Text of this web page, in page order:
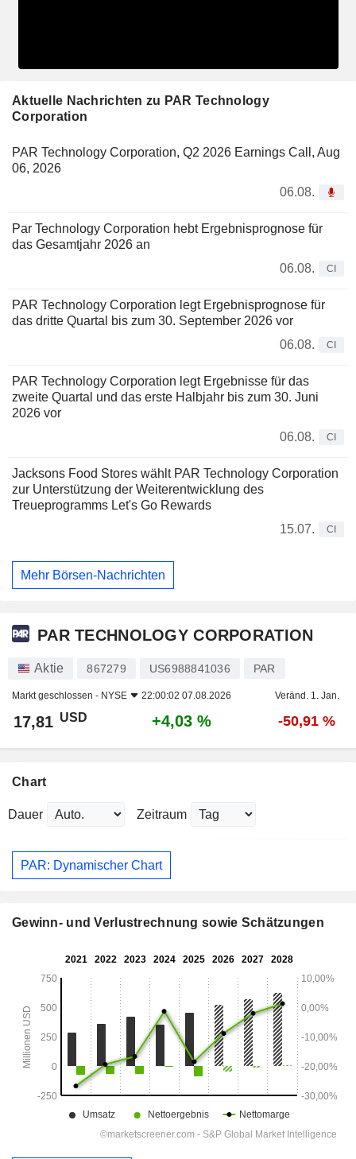
Aktuelle Nachrichten zu PAR Technology
Corporation
PAR Technology Corporation, Q2 2026 Earnings Call, Aug
06, 2026
06.08.
Par Technology Corporation hebt Ergebnisprognose für
das Gesamtjahr 2026 an
06.08.
CI
PAR Technology Corporation legt Ergebnisprognose für
das dritte Quartal bis zum 30. September 2026 vor
06.08.
CI
PAR Technology Corporation legt Ergebnisse für das
zweite Quartal und das erste Halbjahr bis zum 30. Juni
2026 vor
06.08.
CI
Jacksons Food Stores wählt PAR Technology Corporation
zur Unterstützung der Weiterentwicklung des
Treueprogramms Let's Go Rewards
15.07.
CI
Mehr Börsen-Nachrichten
PAR TECHNOLOGY CORPORATION
Aktie 867279 US6988841036 PAR
Markt geschlossen - NYSE 22:00:02 07.08.2026 Veränd. 1. Jan.
17,81 USD +4,03 % -50,91 %
Chart
Dauer Zeitraum
PAR: Dynamischer Chart
Gewinn- und Verlustrechnung sowie Schätzungen